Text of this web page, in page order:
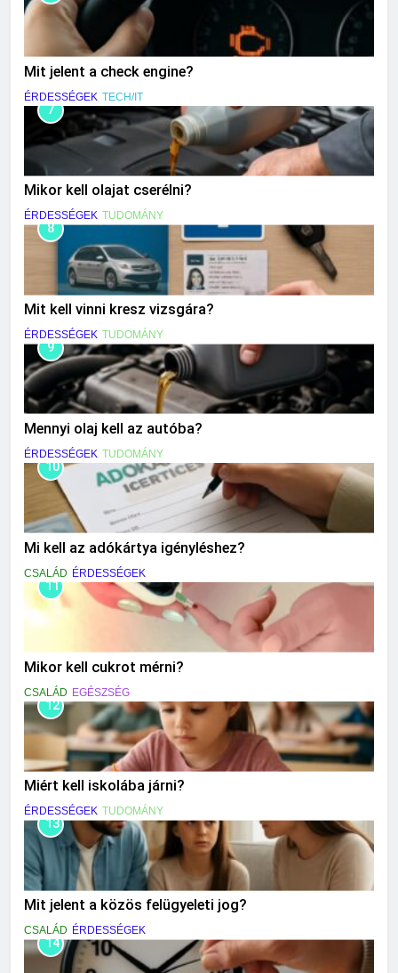
Mit jelent a check engine?
ÉRDESSÉGEK TECH/IT
7
Mikor kell olajat cserélni?
ÉRDESSÉGEK TUDOMÁNY
8
Mit kell vinni kresz vizsgára?
ÉRDESSÉGEK TUDOMÁNY
9
Mennyi olaj kell az autóba?
ÉRDESSÉGEK TUDOMÁNY
10
Mi kell az adókártya igényléshez?
CSALÁD ÉRDESSÉGEK
11
Mikor kell cukrot mérni?
CSALÁD EGÉSZSÉG
12
Miért kell iskolába járni?
ÉRDESSÉGEK TUDOMÁNY
13
Mit jelent a közös felügyeleti jog?
CSALÁD ÉRDESSÉGEK
14